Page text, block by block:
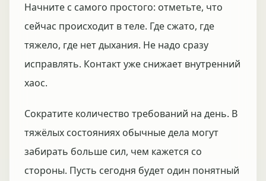
Начните с самого простого: отметьте, что
сейчас происходит в теле. Где сжато, где
тяжело, где нет дыхания. Не надо сразу
исправлять. Контакт уже снижает внутренний
хаос.
Сократите количество требований на день. В
тяжёлых состояниях обычные дела могут
забирать больше сил, чем кажется со
стороны. Пусть сегодня будет один понятный